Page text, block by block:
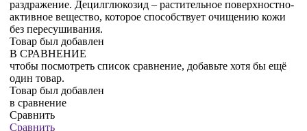
раздражение. Децилглюкозид – растительное поверхностно-
активное вещество, которое способствует очищению кожи
без пересушивания.
Товар был добавлен
В СРАВНЕНИЕ
чтобы посмотреть список сравнение, добавьте хотя бы ещё
один товар.
Товар был добавлен
в сравнение
Сравнить
Сравнить